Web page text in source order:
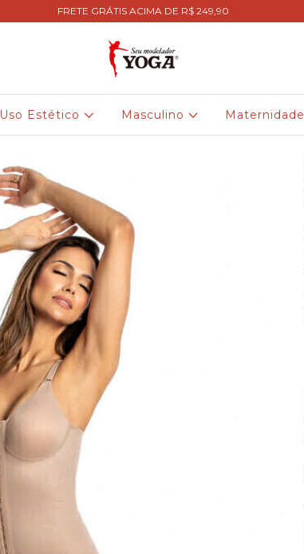
FRETE GRÁTIS ACIMA DE R$ 249,90
Uso Estético Masculino Maternidade